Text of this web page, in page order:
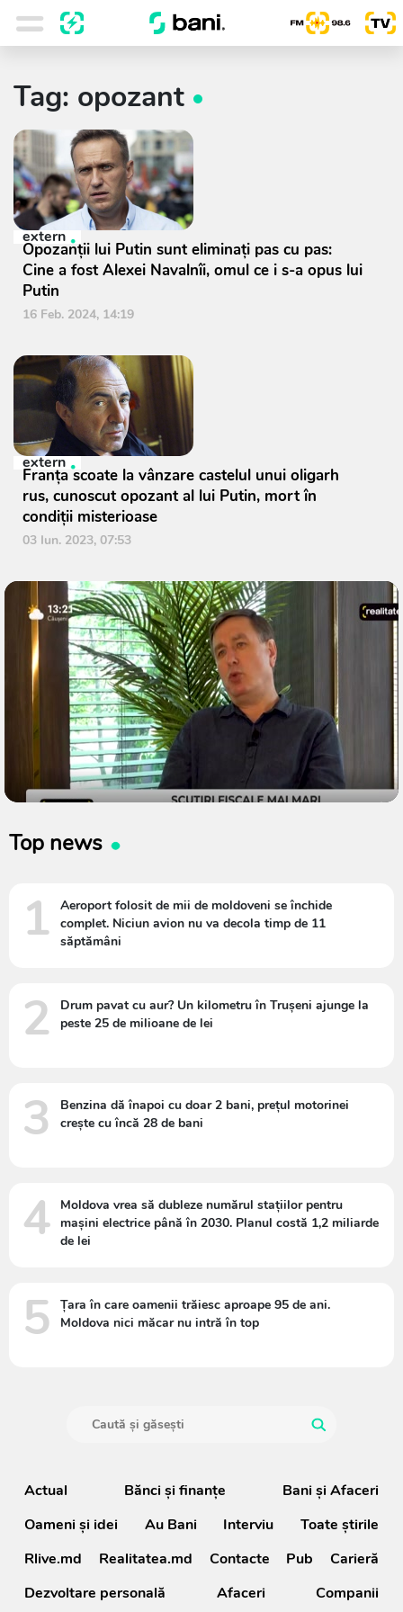
Tag: opozant
extern
Opozanţii lui Putin sunt eliminaţi pas cu pas:
Cine a fost Alexei Navalnîi, omul ce i s-a opus lui
Putin
16 Feb. 2024, 14:19
extern
Franța scoate la vânzare castelul unui oligarh
rus, cunoscut opozant al lui Putin, mort în
condiții misterioase
03 Iun. 2023, 07:53
Top news
1
Aeroport folosit de mii de moldoveni se închide
complet. Niciun avion nu va decola timp de 11
săptămâni
2
Drum pavat cu aur? Un kilometru în Trușeni ajunge la
peste 25 de milioane de lei
3
Benzina dă înapoi cu doar 2 bani, prețul motorinei
crește cu încă 28 de bani
4
Moldova vrea să dubleze numărul stațiilor pentru
mașini electrice până în 2030. Planul costă 1,2 miliarde
de lei
5
Țara în care oamenii trăiesc aproape 95 de ani.
Moldova nici măcar nu intră în top
Actual Bănci şi finanţe
Bani și Afaceri
Oameni şi idei
Au Bani Interviu
Toate știrile
Rlive.md
Realitatea.md Contacte Pub
Carieră
Dezvoltare personală
Afaceri Companii